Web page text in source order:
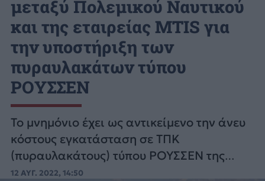
μεταξύ Πολεμικού Ναυτικού
και της εταιρείας MTIS για
την υποστήριξη των
πυραυλακάτων τύπου
ΡΟΥΣΣΕΝ
Το μνημόνιο έχει ως αντικείμενο την άνευ
κόστους εγκατάσταση σε ΤΠΚ
(πυραυλακάτους) τύπου ΡΟΥΣΣΕΝ της
ψηφιακής πλατφόρμας i-Platform
12 ΑΥΓ. 2022, 14:50